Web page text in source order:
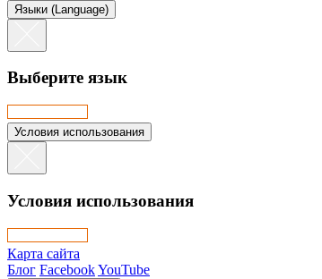
Языки (Language)
Выберите язык
Условия использования
Условия использования
Карта сайта
Блог FacebookYouTube